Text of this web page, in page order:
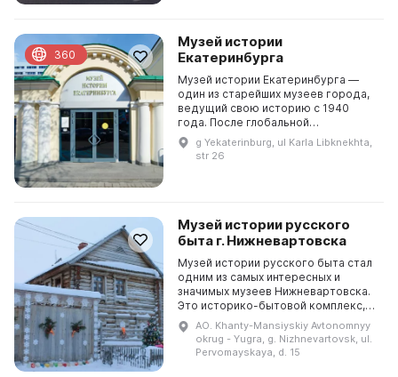
Музей истории
Екатеринбурга
Музей истории Екатеринбурга —
один из старейших музеев города,
ведущий свою историю с 1940
года. После глобальной
трансформации в 1995 году бывший
Мемориальный музей Свердлова
g Yekaterinburg, ul Karla Libknekhta,
str 26
360
Музей истории русского
быта г. Нижневартовска
Музей истории русского быта стал
одним из самых интересных и
значимых музеев Нижневартовска.
Это историко-бытовой комплекс,
позволяющий погрузиться в
историю села Нижневартовского с
конца XIX до серед...
AO. Khanty-Mansiyskiy Avtonomnyy
okrug - Yugra, g. Nizhnevartovsk, ul.
Pervomayskaya, d. 15